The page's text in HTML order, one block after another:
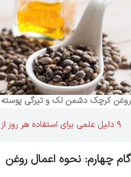
روغن کرچک دشمن لک و تیرگی پوسته
9 دلیل علمی برای استفاده هر روز از روغن نارگیل
گام چهارم: نحوه اعمال روغن